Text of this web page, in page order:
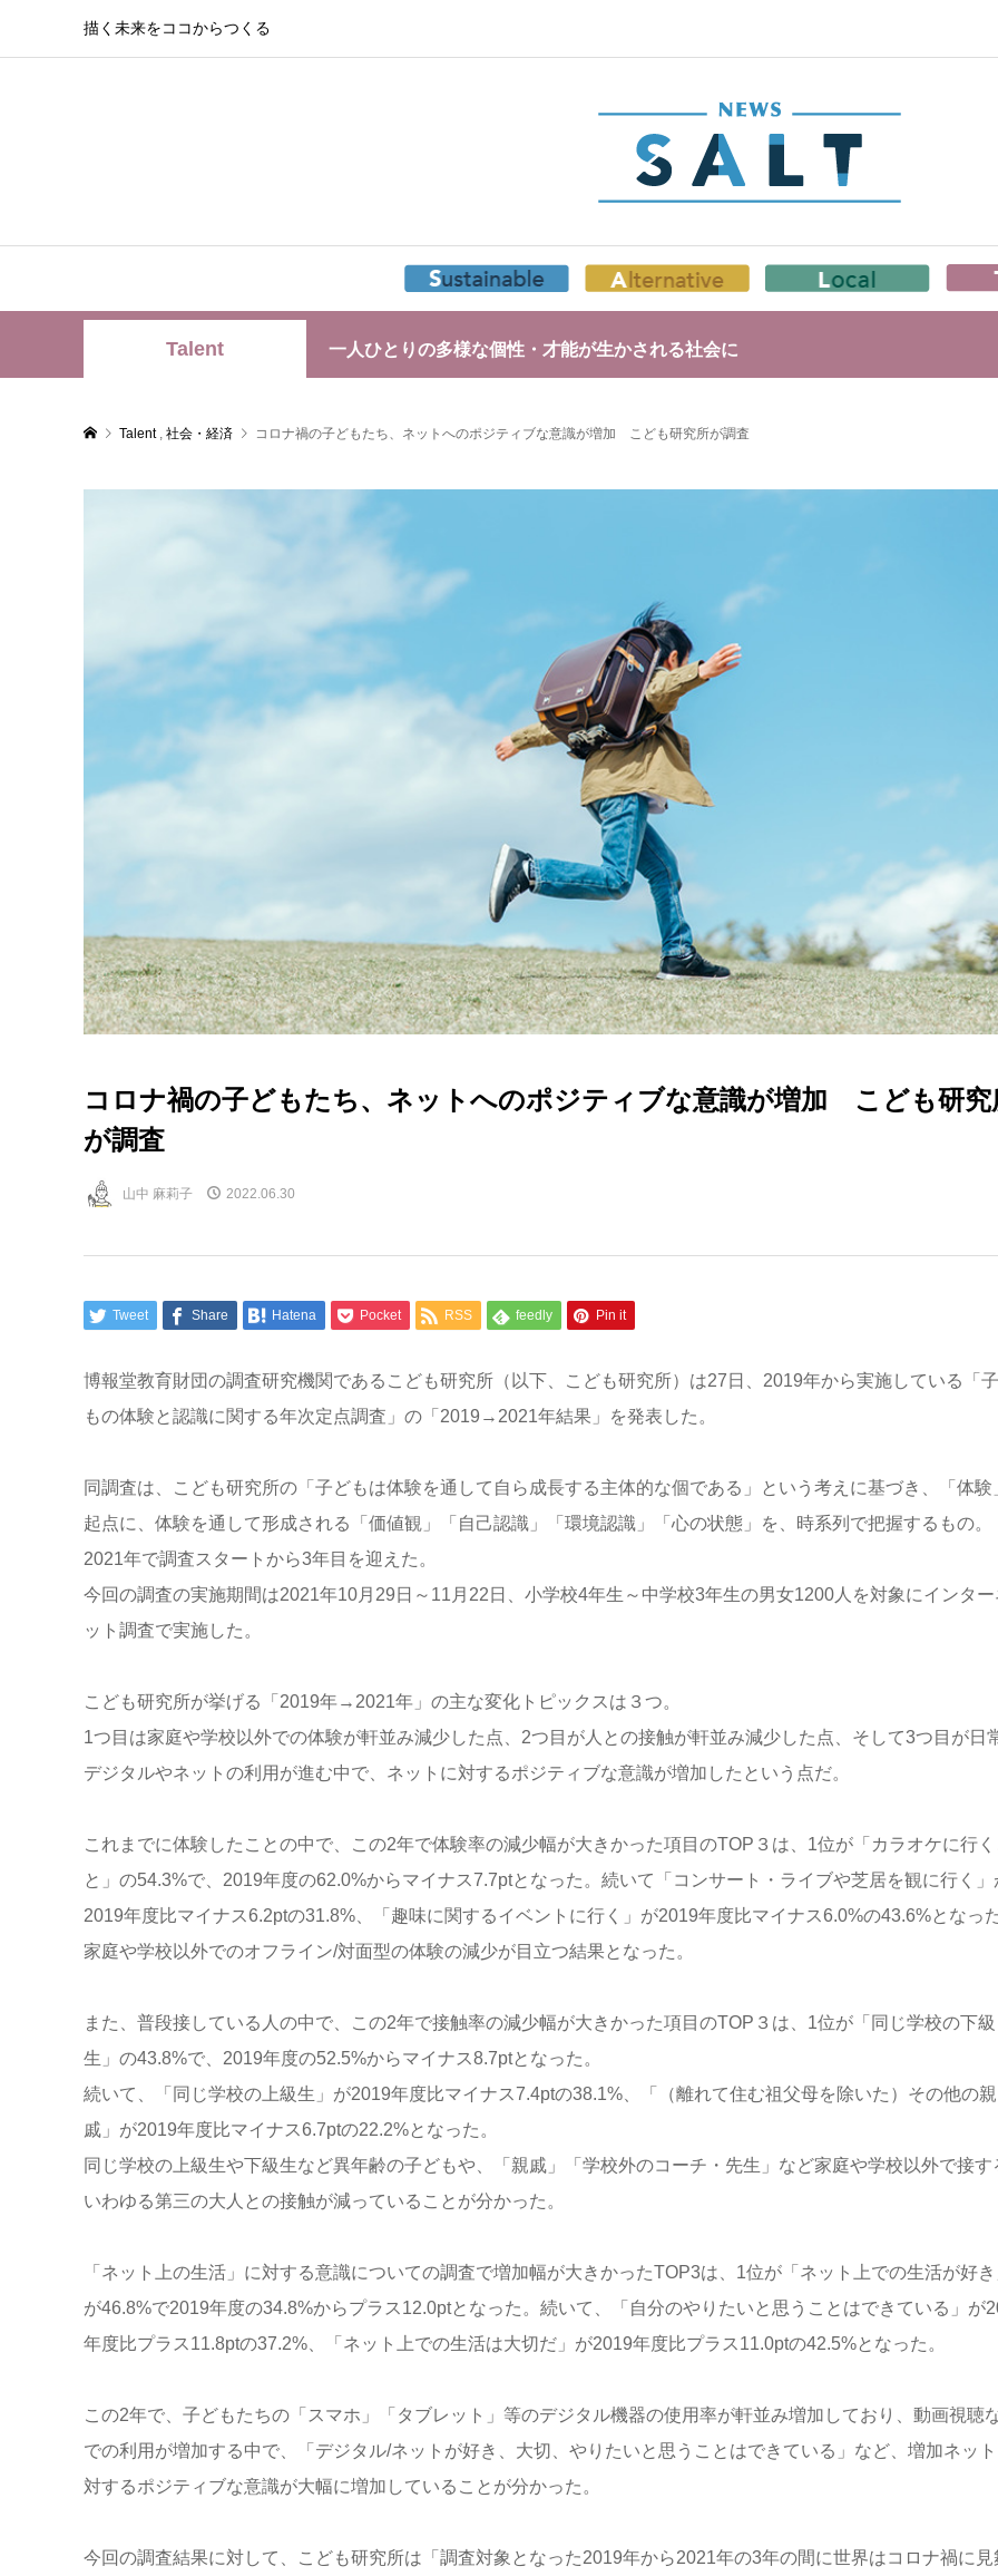
描く未来をココからつくる
Talent 一人ひとりの多様な個性・才能が生かされる社会に
Talent , 社会・経済 コロナ禍の子どもたち、ネットへのポジティブな意識が増加 こども研究所が調査
コロナ禍の子どもたち、ネットへのポジティブな意識が増加 こども研究
が調査
山中 麻莉子 2022.06.30
Tweet Share Hatena Pocket RSS feedly Pin it
博報堂教育財団の調査研究機関であるこども研究所（以下、こども研究所）は27日、2019年から実施している「
もの体験と認識に関する年次定点調査」の「2019→2021年結果」を発表した。
同調査は、こども研究所の「子どもは体験を通して自ら成長する主体的な個である」という考えに基づき、「体験
起点に、体験を通して形成される「価値観」「自己認識」「環境認識」「心の状態」を、時系列で把握するもの。
2021年で調査スタートから3年目を迎えた。
今回の調査の実施期間は2021年10月29日～11月22日、小学校4年生～中学校3年生の男女1200人を対象にインター
ット調査で実施した。
こども研究所が挙げる「2019年→2021年」の主な変化トピックスは３つ。
1つ目は家庭や学校以外での体験が軒並み減少した点、2つ目が人との接触が軒並み減少した点、そして3つ目が日
デジタルやネットの利用が進む中で、ネットに対するポジティブな意識が増加したという点だ。
これまでに体験したことの中で、この2年で体験率の減少幅が大きかった項目のTOP３は、1位が「カラオケに行
と」の54.3%で、2019年度の62.0%からマイナス7.7ptとなった。続いて「コンサート・ライブや芝居を観に行く」
2019年度比マイナス6.2ptの31.8%、「趣味に関するイベントに行く」が2019年度比マイナス6.0%の43.6%となっ
家庭や学校以外でのオフライン/対面型の体験の減少が目立つ結果となった。
また、普段接している人の中で、この2年で接触率の減少幅が大きかった項目のTOP３は、1位が「同じ学校の下級
生」の43.8%で、2019年度の52.5%からマイナス8.7ptとなった。
続いて、「同じ学校の上級生」が2019年度比マイナス7.4ptの38.1%、「（離れて住む祖父母を除いた）その他の親
戚」が2019年度比マイナス6.7ptの22.2%となった。
同じ学校の上級生や下級生など異年齢の子どもや、「親戚」「学校外のコーチ・先生」など家庭や学校以外で接す
いわゆる第三の大人との接触が減っていることが分かった。
「ネット上の生活」に対する意識についての調査で増加幅が大きかったTOP3は、1位が「ネット上での生活が好
が46.8%で2019年度の34.8%からプラス12.0ptとなった。続いて、「自分のやりたいと思うことはできている」が
年度比プラス11.8ptの37.2%、「ネット上での生活は大切だ」が2019年度比プラス11.0ptの42.5%となった。
この2年で、子どもたちの「スマホ」「タブレット」等のデジタル機器の使用率が軒並み増加しており、動画視聴
での利用が増加する中で、「デジタル/ネットが好き、大切、やりたいと思うことはできている」など、増加ネッ
対するポジティブな意識が大幅に増加していることが分かった。
今回の調査結果に対して、こども研究所は「調査対象となった2019年から2021年の3年の間に世界はコロナ禍に見